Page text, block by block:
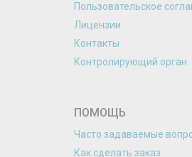
Пользовательское
Лицензии
Контакты
Контролирующий орган
ПОМОЩЬ
Часто задаваемые
Как сделать заказ